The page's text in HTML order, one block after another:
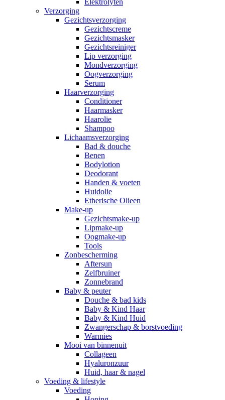
Elektrolyten
Verzorging
Gezichtsverzorging
Gezichtscreme
Gezichtsmasker
Gezichtsreiniger
Lip verzorging
Mondverzorging
Oogverzorging
Serum
Haarverzorging
Conditioner
Haarmasker
Haarolie
Shampoo
Lichaamsverzorging
Bad & douche
Benen
Bodylotion
Deodorant
Handen & voeten
Huidolie
Etherische Olieen
Make-up
Gezichtsmake-up
Lipmake-up
Oogmake-up
Tools
Zonbescherming
Aftersun
Zelfbruiner
Zonnebrand
Baby & peuter
Douche & bad kids
Baby & Kind Haar
Baby & Kind Huid
Zwangerschap & borstvoeding
Warmies
Mooi van binnenuit
Collageen
Hyaluronzuur
Huid, haar & nagel
Voeding & lifestyle
Voeding